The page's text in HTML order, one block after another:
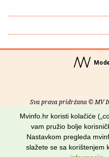
Sva prava pridržana © MV
O nama• Pomoć•
Mvinfo.hr koristi kolačiće
vam pružio bolje
Nastavkom pregleda
slažete se sa korištenjem